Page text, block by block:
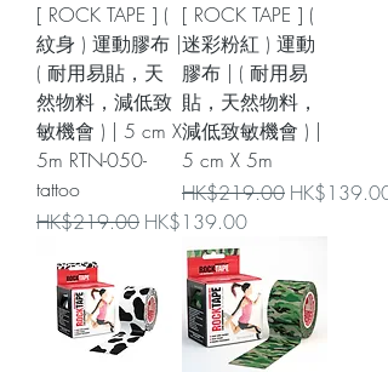
[ ROCK TAPE ] (
紋身 ) 運動膠布 |
( 耐用易貼，天
然物料，減低致
敏機會 ) | 5 cm X
5m RTN-050-
tattoo
一般價格
HK$219.00 促銷價格
HK$139.00
[ ROCK TAPE ] (
迷彩粉紅 ) 運動
膠布 | ( 耐用易
貼，天然物料，
減低致敏機會 ) |
5 cm X 5m
一般價格
HK$219.00 促銷價格
HK$139.00